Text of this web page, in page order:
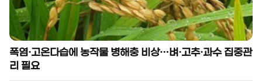
폭염·고온다습에 농작물 병해충 비상…벼·고추·과수 집중관
리 필요